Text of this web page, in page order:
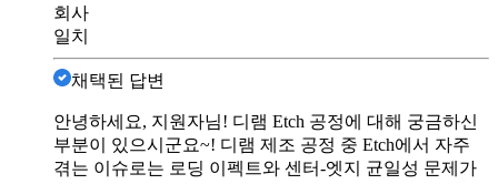
회사
일치
채택된 답변
안녕하세요, 지원자님! 디램 Etch 공정에 대해 궁금하신
부분이 있으시군요~! 디램 제조 공정 중 Etch에서 자주
겪는 이슈로는 로딩 이펙트와 센터-엣지 균일성 문제가